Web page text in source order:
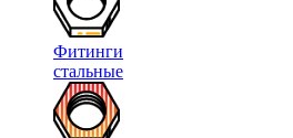
Фитинги
стальные